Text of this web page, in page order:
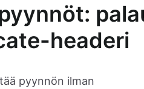
headeri
pyynnön ilman